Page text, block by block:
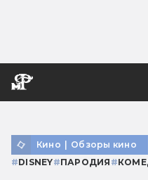
Кино | Обзоры кино
#DISNEY#ПАРОДИЯ #